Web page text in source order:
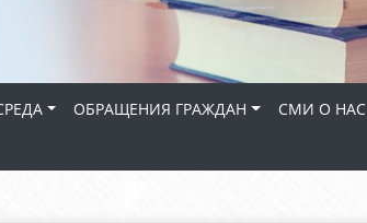
ОБРАЩЕНИЯ ГРАЖДАН СМИ О НАС